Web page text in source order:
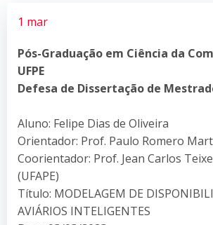
1 mar
Pós-Graduação em Ciência da
UFPE
Defesa de Dissertação de
Aluno: Felipe Dias de Oliveira
Orientador: Prof. Paulo Romero
Coorientador: Prof. Jean Carlos
(UFAPE)
Título: MODELAGEM DE
AVIÁRIOS INTELIGENTES